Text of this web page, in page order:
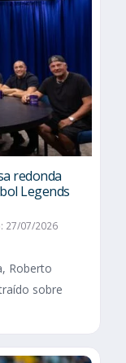
redonda
Legends
27/07/2026
Roberto
sobre